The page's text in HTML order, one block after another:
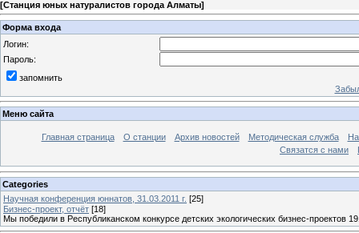
[Станция юных натуралистов города Алматы]
Форма входа
Логин:
Пароль:
запомнить
Меню сайта
Главная страница О станции Архив новостей Методическая служба
Связатся с нами
Categories
Научная конференция юннатов, 31.03.2011 г. [25]
Бизнес-проект, отчёт [18]
Мы победили в Республиканском конкурсе детских экологических бизнес-проектов